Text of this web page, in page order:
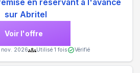
en réservant à l'avance
sur Abritel
Voir l'offre
nov. 2026 Utilisé 1 fois Vérifié